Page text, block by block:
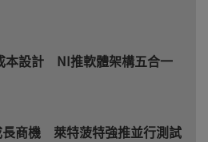
本設計 NI推軟體架構五合一
長商機 萊特菠特強推並行測試